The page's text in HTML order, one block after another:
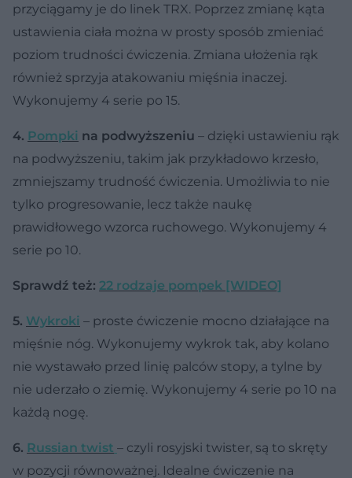
przyciągamy je do linek TRX. Poprzez zmianę kąta
ustawienia ciała można w prosty sposób zmieniać
poziom trudności ćwiczenia. Zmiana ułożenia rąk
również sprzyja atakowaniu mięśnia inaczej.
Wykonujemy 4 serie po 15.
4. Pompki na podwyższeniu – dzięki ustawieniu rąk
na podwyższeniu, takim jak przykładowo krzesło,
zmniejszamy trudność ćwiczenia. Umożliwia to nie
tylko progresowanie, lecz także naukę
prawidłowego wzorca ruchowego. Wykonujemy 4
serie po 10.
Sprawdź też: 22 rodzaje pompek [WIDEO]
5. Wykroki – proste ćwiczenie mocno działające na
mięśnie nóg. Wykonujemy wykrok tak, aby kolano
nie wystawało przed linię palców stopy, a tylne by
nie uderzało o ziemię. Wykonujemy 4 serie po 10 na
każdą nogę.
6. Russian twist – czyli rosyjski twister, są to skręty
w pozycji równoważnej. Idealne ćwiczenie na